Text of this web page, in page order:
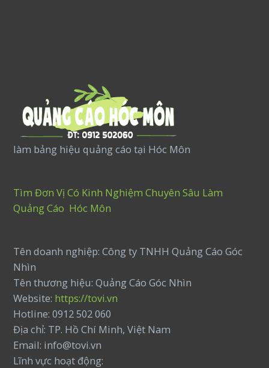
làm bảng hiệu quảng cáo tại Hóc Môn
Tìm Đơn Vị Có Kinh Nghiệm Chuyên Sâu Làm
Quảng Cáo Hóc Môn
Tên doanh nghiệp: Công ty TNHH Quảng Cáo Góc
Nhìn
Tên thương hiệu: Quảng Cáo Góc Nhìn
Website: https://tovi.vn
Hotline: 0912 502 060
Địa chỉ: TP. Hồ Chí Minh, Việt Nam
Email: info@tovi.vn
Lĩnh vực hoạt động: